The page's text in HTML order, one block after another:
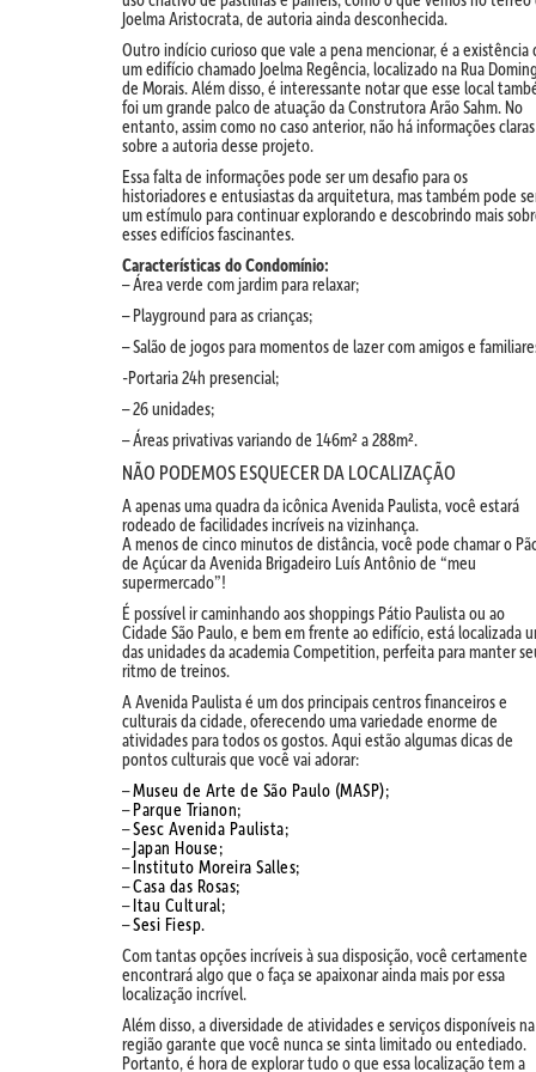
Joelma Aristocrata, de autoria ainda desconhecida.
Outro indício curioso que vale a pena mencionar, é a existência
um edifício chamado Joelma Regência, localizado na Rua
de Morais. Além disso, é interessante notar que esse local
foi um grande palco de atuação da Construtora Arão Sahm. No
entanto, assim como no caso anterior, não há informações claras
sobre a autoria desse projeto.
Essa falta de informações pode ser um desafio para os
historiadores e entusiastas da arquitetura, mas também pode
um estímulo para continuar explorando e descobrindo mais
esses edifícios fascinantes.
Características do Condomínio:
– Área verde com jardim para relaxar;
– Playground para as crianças;
– Salão de jogos para momentos de lazer com amigos e
-Portaria 24h presencial;
– 26 unidades;
– Áreas privativas variando de 146m² a 288m².
NÃO PODEMOS ESQUECER DA LOCALIZAÇÃO
A apenas uma quadra da icônica Avenida Paulista, você estará
rodeado de facilidades incríveis na vizinhança.
A menos de cinco minutos de distância, você pode chamar o
de Açúcar da Avenida Brigadeiro Luís Antônio de “meu
supermercado”!
É possível ir caminhando aos shoppings Pátio Paulista ou ao
Cidade São Paulo, e bem em frente ao edifício, está localizada
das unidades da academia Competition, perfeita para manter
ritmo de treinos.
A Avenida Paulista é um dos principais centros financeiros e
culturais da cidade, oferecendo uma variedade enorme de
atividades para todos os gostos. Aqui estão algumas dicas de
pontos culturais que você vai adorar:
–Museu de Arte de São Paulo (MASP);
–Parque Trianon;
–Sesc Avenida Paulista;
–Japan House;
–Instituto Moreira Salles;
–Casa das Rosas;
–Itau Cultural;
–Sesi Fiesp.
Com tantas opções incríveis à sua disposição, você certamente
encontrará algo que o faça se apaixonar ainda mais por essa
localização incrível.
Além disso, a diversidade de atividades e serviços disponíveis na
região garante que você nunca se sinta limitado ou entediado.
Portanto, é hora de explorar tudo o que essa localização tem a